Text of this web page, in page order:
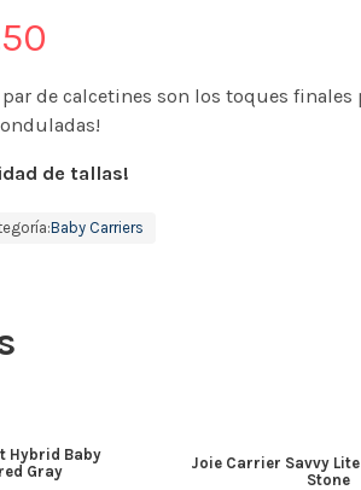
de calcetines son los toques finales
de tallas!
Baby Carriers
Hybrid Baby
Gray
Joie Carrier Savvy
Stone